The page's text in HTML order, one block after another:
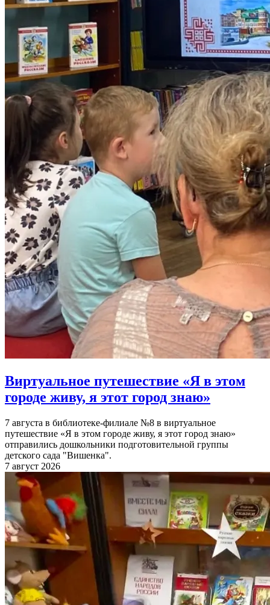
Виртуальное путешествие «Я в этом
городе живу, я этот город знаю»
7 августа в библиотеке-филиале №8 в виртуальное
путешествие «Я в этом городе живу, я этот город знаю»
отправились дошкольники подготовительной группы
детского сада "Вишенка".
7 август 2026